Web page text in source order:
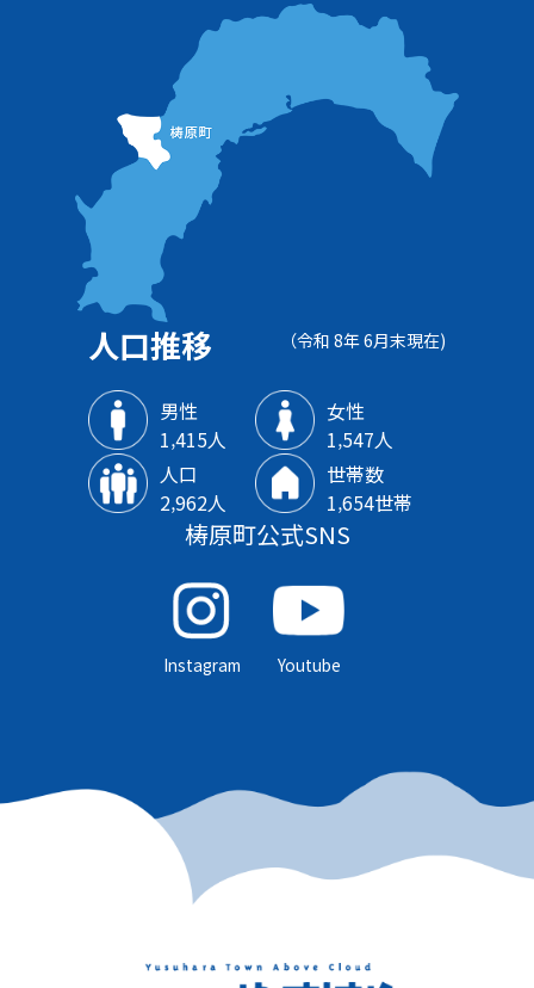
人口推移 （令和 8年 6月末現在)
男性
1‚415人
女性
1‚547人
人口
2‚962人
世帯数
1‚654世帯
梼原町公式SNS
Instagram Youtube